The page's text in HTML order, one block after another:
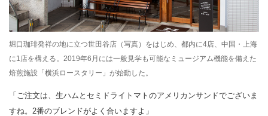
堀口珈琲発祥の地に立つ世田谷店（写真）をはじめ、都内に4店、中国・上海
に1店を構える。2019年6月には一般見学も可能なミュージアム機能を備えた
焙煎施設「横浜ロースタリー」が始動した。
「ご注文は、生ハムとセミドライトマトのアメリカンサンドでございま
すね。2番のブレンドがよく合いますよ」